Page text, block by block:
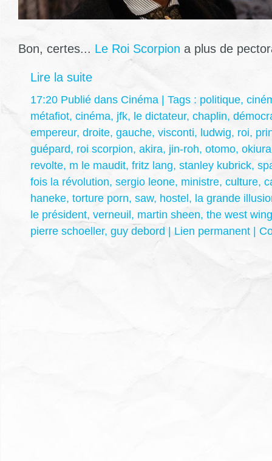
Bon, certes... Le Roi Scorpion a plus de
Lire la suite
17:20 Publié dans Cinéma | Tags : politique,
métafiot, cinéma, jfk, le dictateur, chaplin,
empereur, droite, gauche, visconti, ludwig, roi,
guépard, roi scorpion, akira, jin-roh, otomo, okiura
revolte, m le maudit, fritz lang, stanley kubrick,
fois la révolution, sergio leone, ministre, culture,
haneke, torture porn, saw, hostel , la grande
le président, verneuil , martin sheen, the west wing
pierre schoeller, guy debord Lien permanent